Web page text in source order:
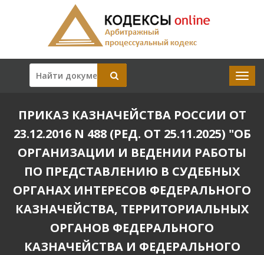
ПРИКАЗ КАЗНАЧЕЙСТВА РОССИИ ОТ
23.12.2016 N 488 (РЕД. ОТ 25.11.2025) "ОБ
ОРГАНИЗАЦИИ И ВЕДЕНИИ РАБОТЫ
ПО ПРЕДСТАВЛЕНИЮ В СУДЕБНЫХ
ОРГАНАХ ИНТЕРЕСОВ ФЕДЕРАЛЬНОГО
КАЗНАЧЕЙСТВА, ТЕРРИТОРИАЛЬНЫХ
ОРГАНОВ ФЕДЕРАЛЬНОГО
КАЗНАЧЕЙСТВА И ФЕДЕРАЛЬНОГО